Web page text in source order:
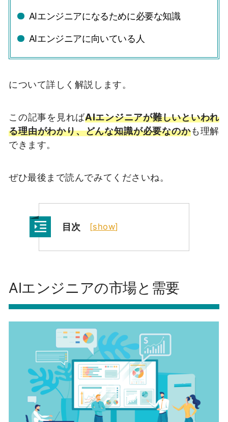
AIエンジニアになるために必要な知識
AIエンジニアに向いている人
について詳しく解説します。
この記事を見ればAIエンジニアが難しいといわれ
る理由がわかり、どんな知識が必要なのかも理解
できます。
ぜひ最後まで読んでみてくださいね。
目次 [show]
AIエンジニアの市場と需要